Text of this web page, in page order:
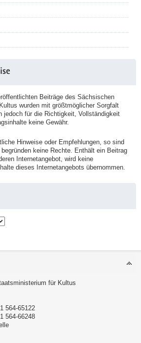
Beiträge des Sächsischen
wurden mit größtmöglicher Sorgfalt
jedoch für die Richtigkeit, Vollständigkeit
keine Gewähr.
Hinweise oder Empfehlungen, so sind
keine Rechte. Enthält ein Beitrag
Internetangebot, wird keine
dieses Internetangebots übernommen.
für Kultus
564-65122
564-66248